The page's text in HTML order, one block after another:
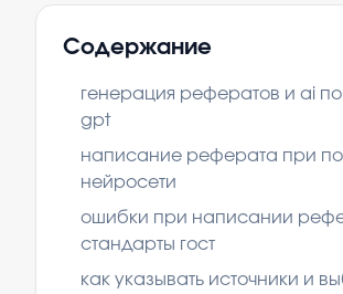
Содержание
генерация рефератов и ai
gpt
написание реферата при
нейросети
ошибки при написании
стандарты гост
как указывать источники и